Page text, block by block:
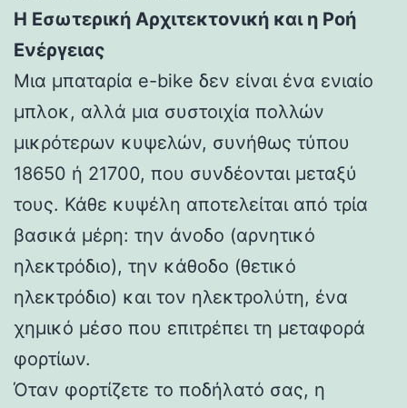
Η Εσωτερική Αρχιτεκτονική και η Ροή
Ενέργειας
Μια μπαταρία e-bike δεν είναι ένα ενιαίο
μπλοκ, αλλά μια συστοιχία πολλών
μικρότερων κυψελών, συνήθως τύπου
18650 ή 21700, που συνδέονται μεταξύ
τους. Κάθε κυψέλη αποτελείται από τρία
βασικά μέρη: την άνοδο (αρνητικό
ηλεκτρόδιο), την κάθοδο (θετικό
ηλεκτρόδιο) και τον ηλεκτρολύτη, ένα
χημικό μέσο που επιτρέπει τη μεταφορά
φορτίων.
Όταν φορτίζετε το ποδήλατό σας, η